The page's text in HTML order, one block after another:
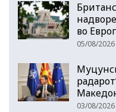
во
05/08/2026
03/08/2026